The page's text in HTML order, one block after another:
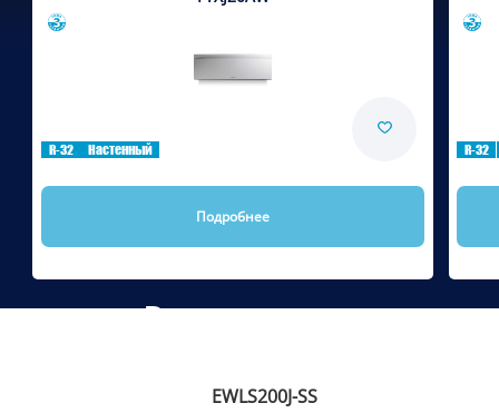
R-32 Настенный
Подробнее
R-32
Рекомендуем
EWLS200J-SS